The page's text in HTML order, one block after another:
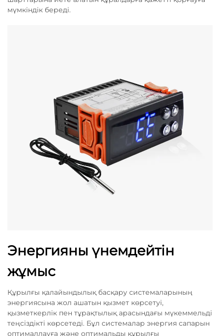
мүмкіндік береді.
Энергияны үнемдейтін
жұмыс
Құрылғы қалайындылық басқару системаларының
энергиясына жол ашатын қызмет көрсетуі,
қызметкерлік пен тұрақтылық арасындағы мүкеммельді
теңсіздікті көрсетеді. Бұл системалар энергия сапарын
оптималлауға және оптимальды құрылғы